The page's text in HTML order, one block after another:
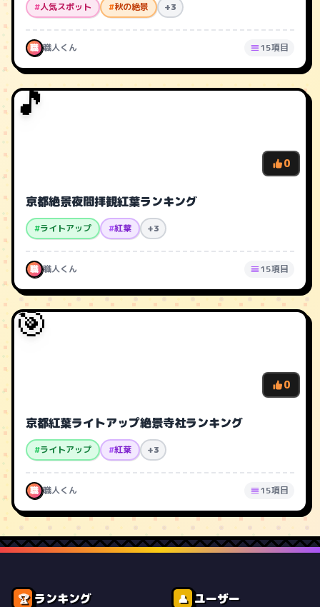
#人気スポット #秋の絶景 +3
職 職人くん 15項目
🎵
0
京都絶景夜間拝観紅葉ランキング
#ライトアップ #紅葉 +3
職 職人くん 15項目
🎯
0
京都紅葉ライトアップ絶景寺社ランキング
#ライトアップ #紅葉 +3
職 職人くん 15項目
🏆 ランキング 👤 ユーザー